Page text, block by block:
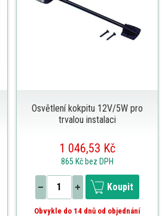
Osvětlení kokpitu 12V/5W pro
trvalou instalaci
1 046,53 Kč
865 Kč bez DPH
Koupit
Obvykle do 14 dnů od objednání